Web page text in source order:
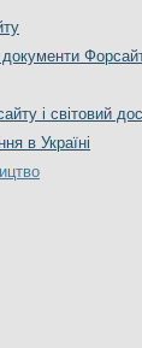
і світовий
в Україні